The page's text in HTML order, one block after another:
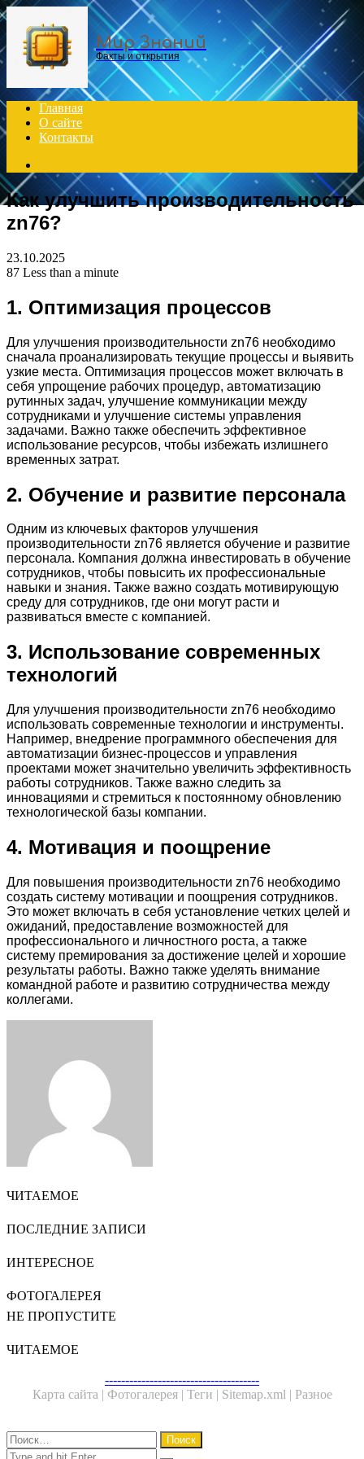
Menu
Мир Знаний
Факты и открытия
Главная
О сайте
Контакты
for
Как улучшить производительность
zn76?
23.10.2025
87 Less than a minute
1. Оптимизация процессов
Для улучшения производительности zn76 необходимо
сначала проанализировать текущие процессы и выявить
узкие места. Оптимизация процессов может включать в
себя упрощение рабочих процедур, автоматизацию
рутинных задач, улучшение коммуникации между
сотрудниками и улучшение системы управления
задачами. Важно также обеспечить эффективное
использование ресурсов, чтобы избежать излишнего
временных затрат.
2. Обучение и развитие персонала
Одним из ключевых факторов улучшения
производительности zn76 является обучение и развитие
персонала. Компания должна инвестировать в обучение
сотрудников, чтобы повысить их профессиональные
навыки и знания. Также важно создать мотивирующую
среду для сотрудников, где они могут расти и
развиваться вместе с компанией.
3. Использование современных
технологий
Для улучшения производительности zn76 необходимо
использовать современные технологии и инструменты.
Например, внедрение программного обеспечения для
автоматизации бизнес-процессов и управления
проектами может значительно увеличить эффективность
работы сотрудников. Также важно следить за
инновациями и стремиться к постоянному обновлению
технологической базы компании.
4. Мотивация и поощрение
Для повышения производительности zn76 необходимо
создать систему мотивации и поощрения сотрудников.
Это может включать в себя установление четких целей и
ожиданий, предоставление возможностей для
профессионального и личностного роста, а также
систему премирования за достижение целей и хорошие
результаты работы. Важно также уделять внимание
командной работе и развитию сотрудничества между
коллегами.
ЧИТАЕМОЕ
ПОСЛЕДНИЕ ЗАПИСИ
ИНТЕРЕСНОЕ
ФОТОГАЛЕРЕЯ
НЕ ПРОПУСТИТЕ
ЧИТАЕМОЕ
--------------------------------------
Карта сайта | Фотогалерея | Теги | Sitemap.xml | Разное
Close
Найти:
Close